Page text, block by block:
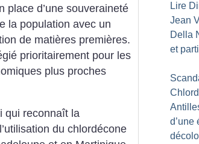
place d’une souveraineté
la population avec un
de matières premières.
prioritairement pour les
plus proches
qui reconnaît la
du chlordécone
Lire
Jean
Della
et
d’une